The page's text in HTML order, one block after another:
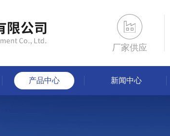
厂家供应
产品中心 新闻中心